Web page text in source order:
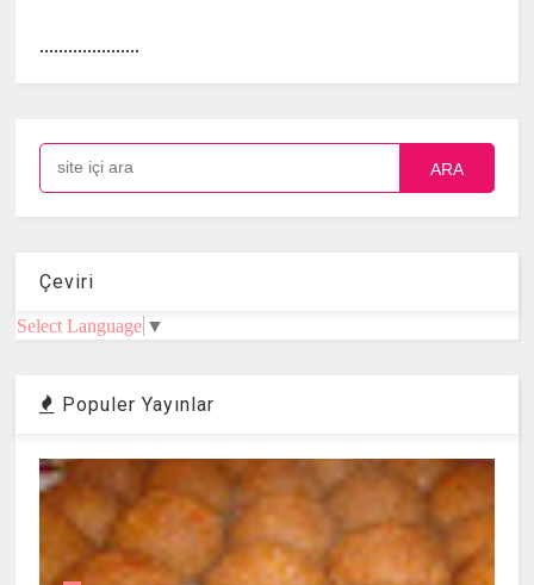
.....................
ARA
Çeviri
Select Language ▼
Populer Yayınlar